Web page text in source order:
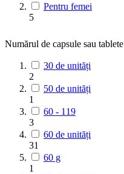
Pentru femei
5
Numărul de capsule sau tablete
30 de unități
2
50 de unități
1
60 - 119
3
60 de unități
31
60 g
1